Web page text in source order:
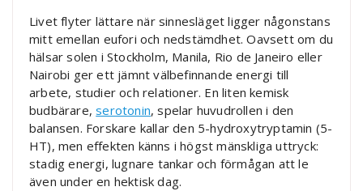
Livet flyter lättare när sinnesläget ligger någonstans
mitt emellan eufori och nedstämdhet. Oavsett om du
hälsar solen i Stockholm, Manila, Rio de Janeiro eller
Nairobi ger ett jämnt välbefinnande energi till
arbete, studier och relationer. En liten kemisk
budbärare,serotonin, spelar huvudrollen i den
balansen. Forskare kallar den 5-hydroxytryptamin (5-
HT), men effekten känns i högst mänskliga uttryck:
stadig energi, lugnare tankar och förmågan att le
även under en hektisk dag.